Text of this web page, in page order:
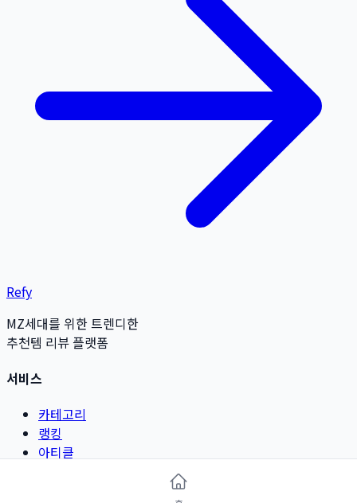
Refy
MZ세대를 위한 트렌디한
추천템 리뷰 플랫폼
서비스
카테고리
랭킹
아티클